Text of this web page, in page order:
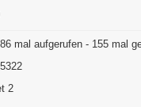
mal aufgerufen - 155 mal
2